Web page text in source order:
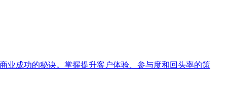
业成功的秘诀。掌握提升客户体验、参与度和回头率的策